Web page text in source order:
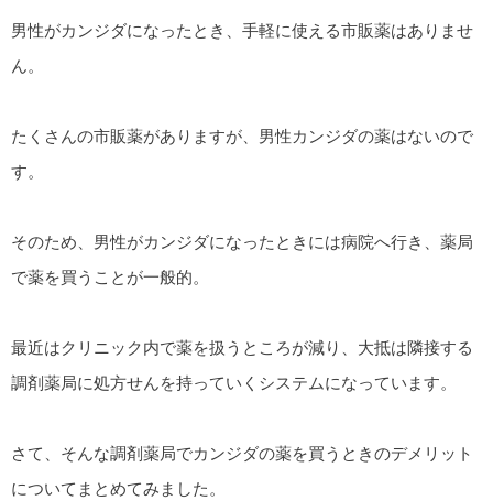
男性がカンジダになったとき、手軽に使える市販薬はありませ
ん。
たくさんの市販薬がありますが、男性カンジダの薬はないので
す。
そのため、男性がカンジダになったときには病院へ行き、薬局
で薬を買うことが一般的。
最近はクリニック内で薬を扱うところが減り、大抵は隣接する
調剤薬局に処方せんを持っていくシステムになっています。
さて、そんな調剤薬局でカンジダの薬を買うときのデメリット
についてまとめてみました。